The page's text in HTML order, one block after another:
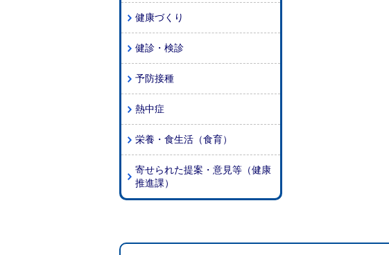
健康づくり
健診・検診
予防接種
熱中症
栄養・食生活（食育）
寄せられた提案・意見等（健康
推進課）